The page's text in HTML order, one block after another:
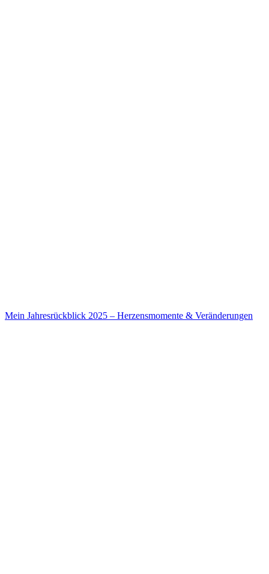
Mein Jahresrückblick 2025 – Herzensmomente & Veränderungen